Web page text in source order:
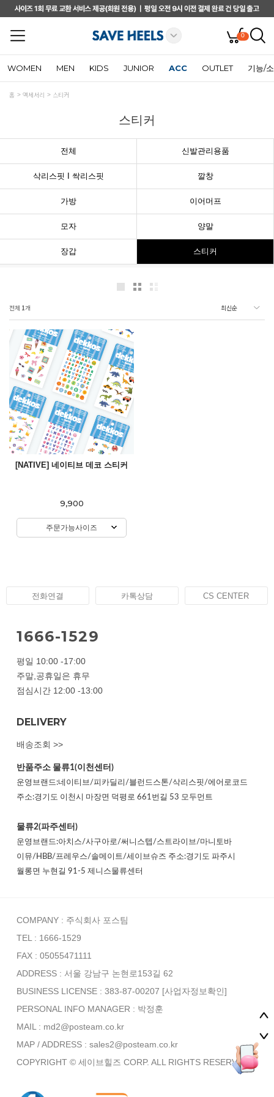
0
WOMEN MEN KIDS JUNIOR ACC OUTLET 기능/
홈 액세서리 스티커
스티커
전체 신발관리용품
삭리스핏 I 싹리스핏 깔창
가방 이어머프
모자 양말
장갑 스티커
전체 1개
[NATIVE] 네이티브 데코 스티커
9,900
주문가능사이즈
전화연결 카톡상담 CS CENTER
1666-1529
평일 10:00 -17:00
주말,공휴일은 휴무
점심시간 12:00 -13:00
DELIVERY
배송조회 >>
반품주소 물류1(이천센터)
운영브랜드:네이티브/피카딜리/블런드스톤/삭리스핏/에어로코드
주소:경기도 이천시 마장면 덕평로 661번길 53 모두먼트
물류2(파주센터)
운영브랜드:아치스/사구아로/써니스텝/스트라이브/마니토바
이뮤/HBB/프레우스/솔메이트/세이브슈즈 주소:경기도 파주시
월롱면 누현길 91-5 제니스물류센터
COMPANY : 주식회사 포스팀
TEL : 1666-1529
FAX : 05055471111
ADDRESS : 서울 강남구 논현로153길 62
BUSINESS LICENSE : 383-87-00207 [사업자정보확인]
PERSONAL INFO MANAGER : 박정훈
MAIL : md2@posteam.co.kr
MAP / ADDRESS : sales2@posteam.co.kr
COPYRIGHT © 세이브힐즈 CORP. ALL RIGHTS RESERVED.